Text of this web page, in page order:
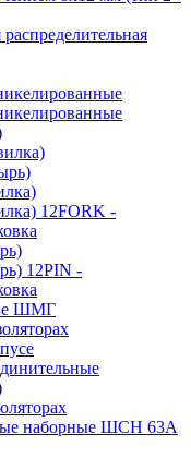
12FORK -
12PIN -
ШМГ
наборные ШСН 63A